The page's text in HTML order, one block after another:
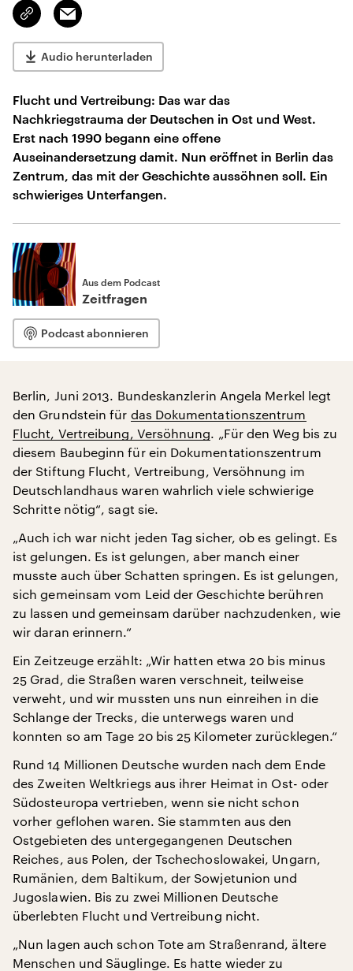
Link
kopieren/teilen
Email
Audio herunterladen
Flucht und Vertreibung: Das war das
Nachkriegstrauma der Deutschen in Ost und West.
Erst nach 1990 begann eine offene
Auseinandersetzung damit. Nun eröffnet in Berlin das
Zentrum, das mit der Geschichte aussöhnen soll. Ein
schwieriges Unterfangen.
Aus dem Podcast
Zeitfragen
Podcast abonnieren
Berlin, Juni 2013. Bundeskanzlerin Angela Merkel legt
den Grundstein für das Dokumentationszentrum
Flucht, Vertreibung, Versöhnung. „Für den Weg bis zu
diesem Baubeginn für ein Dokumentationszentrum
der Stiftung Flucht, Vertreibung, Versöhnung im
Deutschlandhaus waren wahrlich viele schwierige
Schritte nötig“, sagt sie.
„Auch ich war nicht jeden Tag sicher, ob es gelingt. Es
ist gelungen. Es ist gelungen, aber manch einer
musste auch über Schatten springen. Es ist gelungen,
sich gemeinsam vom Leid der Geschichte berühren
zu lassen und gemeinsam darüber nachzudenken, wie
wir daran erinnern.“
Ein Zeitzeuge erzählt: „Wir hatten etwa 20 bis minus
25 Grad, die Straßen waren verschneit, teilweise
verweht, und wir mussten uns nun einreihen in die
Schlange der Trecks, die unterwegs waren und
konnten so am Tage 20 bis 25 Kilometer zurücklegen.“
Rund 14 Millionen Deutsche wurden nach dem Ende
des Zweiten Weltkriegs aus ihrer Heimat in Ost- oder
Südosteuropa vertrieben, wenn sie nicht schon
vorher geflohen waren. Sie stammten aus den
Ostgebieten des untergegangenen Deutschen
Reiches, aus Polen, der Tschechoslowakei, Ungarn,
Rumänien, dem Baltikum, der Sowjetunion und
Jugoslawien. Bis zu zwei Millionen Deutsche
überlebten Flucht und Vertreibung nicht.
„Nun lagen auch schon Tote am Straßenrand, ältere
Menschen und Säuglinge. Es hatte wieder zu